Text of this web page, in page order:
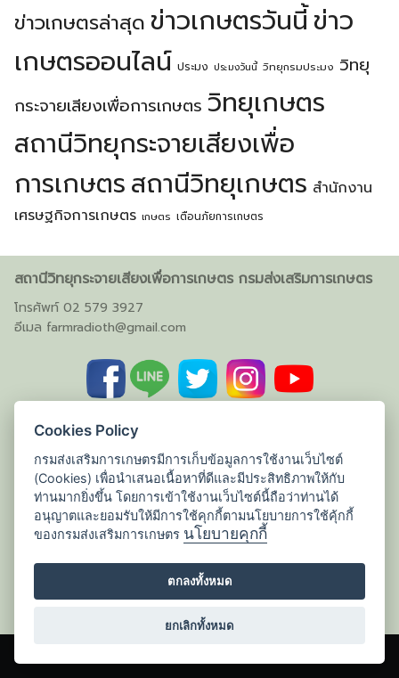
ข่าวเกษตรล่าสุด ข่าวเกษตรวันนี้ ข่าว
เกษตรออนไลน์ ประมง ประมงวันนี้ วิทยุกรมประมง วิทยุ
กระจายเสียงเพื่อการเกษตร วิทยุเกษตร
สถานีวิทยุกระจายเสียงเพื่อ
การเกษตรสถานีวิทยุเกษตร สำนักงาน
เศรษฐกิจการเกษตร เกษตร เตือนภัยการเกษตร
สถานีวิทยุกระจายเสียงเพื่อการเกษตร กรมส่งเสริมการเกษตร
โทรศัพท์ 02 579 3927
อีเมล farmradioth@gmail.com
Cookies Policy
กรมส่งเสริมการเกษตรมีการเก็บข้อมูลการใช้งานเว็บไซต์
(Cookies) เพื่อนำเสนอเนื้อหาที่ดีและมีประสิทธิภาพให้กับ
ท่านมากยิ่งขึ้น โดยการเข้าใช้งานเว็บไซต์นี้ถือว่าท่านได้
อนุญาตและยอมรับให้มีการใช้คุกกี้ตามนโยบายการใช้คุ้กกี้
ของกรมส่งเสริมการเกษตร นโยบายคุกกี้
ตกลงทั้งหมด
ยกเลิกทั้งหมด